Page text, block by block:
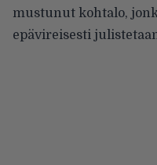
mustunut kohtalo,
epävireisesti